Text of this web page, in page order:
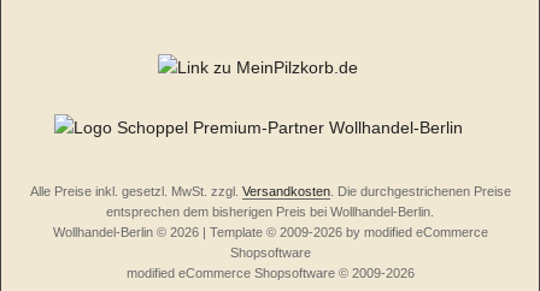
Alle Preise inkl. gesetzl. MwSt. zzgl. Versandkosten. Die durchgestrichenen Preise
entsprechen dem bisherigen Preis bei Wollhandel-Berlin.
Wollhandel-Berlin © 2026 | Template © 2009-2026 by modified eCommerce
Shopsoftware
modified eCommerce Shopsoftware © 2009-2026